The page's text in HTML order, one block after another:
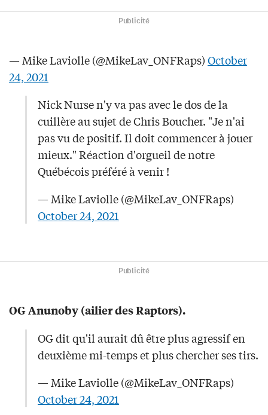
Publicité
— Mike Laviolle (@MikeLav_ONFRaps)October
24, 2021
Nick Nurse n'y va pas avec le dos de la
cuillère au sujet de Chris Boucher. "Je n'ai
pas vu de positif. Il doit commencer à jouer
mieux." Réaction d'orgueil de notre
Québécois préféré à venir !
— Mike Laviolle (@MikeLav_ONFRaps)
October 24, 2021
Publicité
OG Anunoby (ailier des Raptors).
OG dit qu'il aurait dû être plus agressif en
deuxième mi-temps et plus chercher ses tirs.
— Mike Laviolle (@MikeLav_ONFRaps)
October 24, 2021